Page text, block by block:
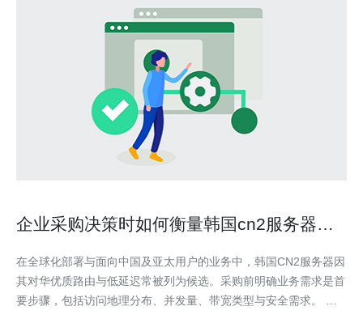
企业采购决策时如何衡量韩国cn2服务器优
在全球化部署与面向中国及亚太用户的业务中，韩国CN2服务器因
其对华优质路由与低延迟常被列为候选。采购前明确业务需求是首
要步骤，包括访问地理分布、并发量、带宽类型与安全需求。 衡